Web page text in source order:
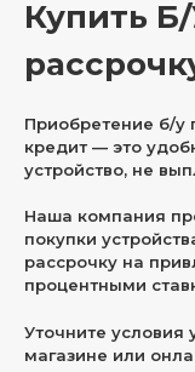
Купить
Приобретение б/у
кредит — это
устройство, не
Наша компания
покупки
рассрочку на
процентными
Уточните
магазине или